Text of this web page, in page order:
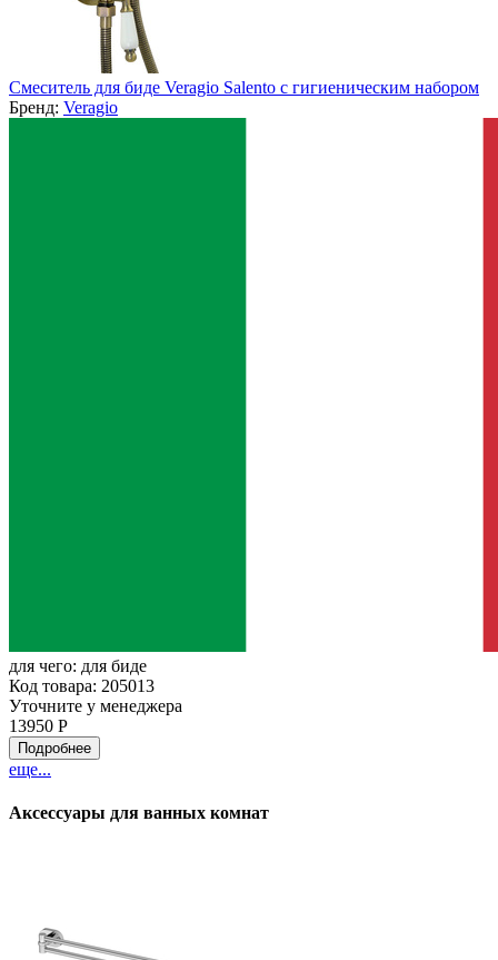
Смеситель для биде Veragio Salento с гигиеническим набором
Бренд: Veragio
для чего: для биде
Код товара: 205013
Уточните у менеджера
13950 Р
Подробнее
еще...
Аксессуары для ванных комнат